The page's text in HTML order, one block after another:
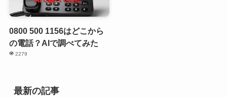
0800 500 1156はどこから
の電話？AIで調べてみた
2279
最新の記事